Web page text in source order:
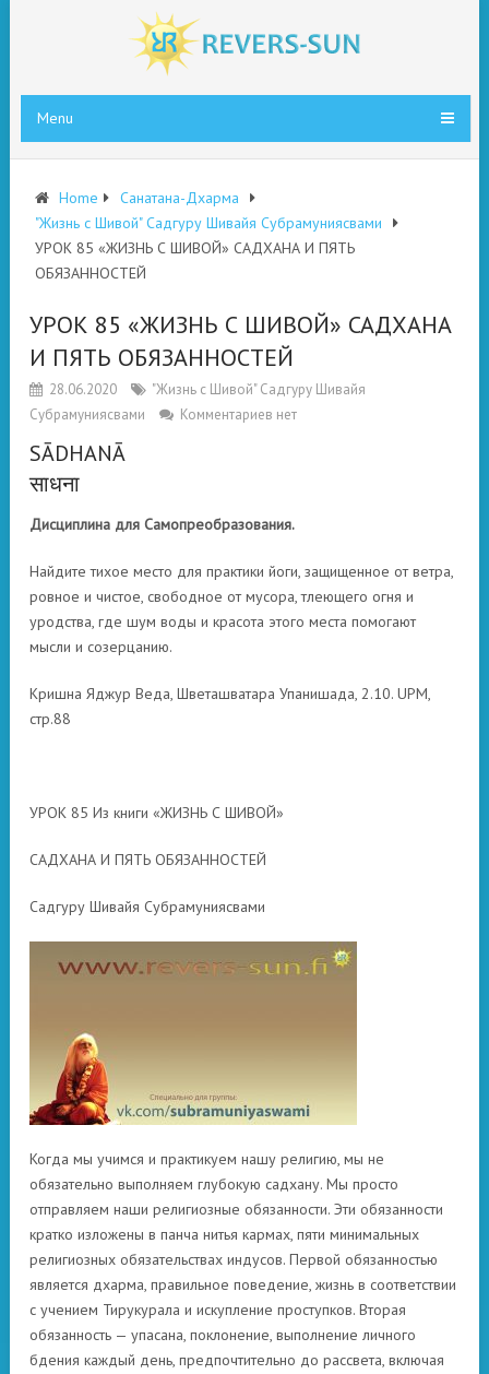
Menu
Home
Санатана-Дхарма
"Жизнь с Шивой" Садгуру Шивайя Субрамуниясвами
УРОК 85 «ЖИЗНЬ С ШИВОЙ» САДХАНА И ПЯТЬ
ОБЯЗАННОСТЕЙ
УРОК 85 «ЖИЗНЬ С ШИВОЙ» САДХАНА
И ПЯТЬ ОБЯЗАННОСТЕЙ
28.06.2020
"Жизнь с Шивой" Садгуру Шивайя
Субрамуниясвами
Комментариев нет
SĀDHANĀ
साधना
Дисциплина для Самопреобразования.
Найдите тихое место для практики йоги, защищенное от ветра,
ровное и чистое, свободное от мусора, тлеющего огня и
уродства, где шум воды и красота этого места помогают
мысли и созерцанию.
Кришна Яджур Веда, Шветашватара Упанишада, 2.10. UPM,
стр.88
УРОК 85 Из книги «ЖИЗНЬ С ШИВОЙ»
САДХАНА И ПЯТЬ ОБЯЗАННОСТЕЙ
Садгуру Шивайя Субрамуниясвами
Когда мы учимся и практикуем нашу религию, мы не
обязательно выполняем глубокую садхану. Мы просто
отправляем наши религиозные обязанности. Эти обязанности
кратко изложены в панча нитья кармах, пяти минимальных
религиозных обязательствах индусов. Первой обязанностью
является дхарма, правильное поведение, жизнь в соответствии
с учением Тирукурала и искупление проступков. Вторая
обязанность — упасана, поклонение, выполнение личного
бдения каждый день, предпочтительно до рассвета, включая